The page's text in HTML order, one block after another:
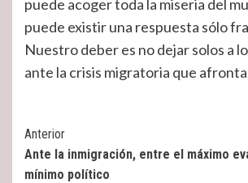
puede acoger toda la miseria del
puede existir una respuesta sólo
Nuestro deber es no dejar solos a
ante la crisis migratoria que afronta
Post
Navigation
Anterior
Ante la inmigración, entre el máximo
mínimo político